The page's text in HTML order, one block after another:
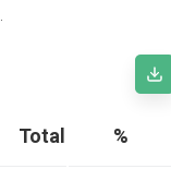
Total %